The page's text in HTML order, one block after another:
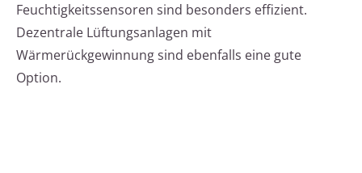
Feuchtigkeitssensoren sind besonders effizient.
Dezentrale Lüftungsanlagen mit
Wärmerückgewinnung sind ebenfalls eine gute
Option.